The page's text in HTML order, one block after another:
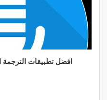
افضل تطبيقات